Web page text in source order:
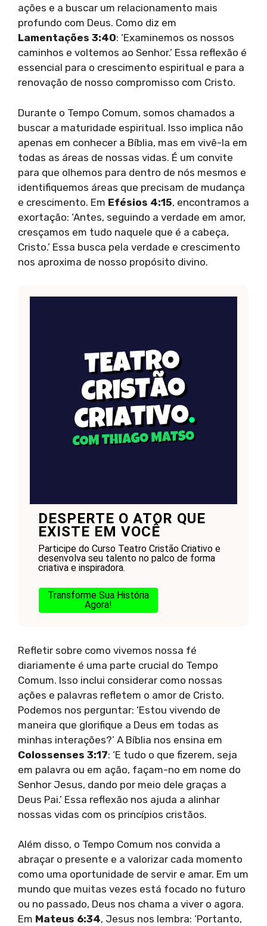
ações e a buscar um relacionamento mais
profundo com Deus. Como diz em
Lamentações 3:40: ‘Examinemos os nossos
caminhos e voltemos ao Senhor.’ Essa reflexão é
essencial para o crescimento espiritual e para a
renovação de nosso compromisso com Cristo.
Durante o Tempo Comum, somos chamados a
buscar a maturidade espiritual. Isso implica não
apenas em conhecer a Bíblia, mas em vivê-la em
todas as áreas de nossas vidas. É um convite
para que olhemos para dentro de nós mesmos e
identifiquemos áreas que precisam de mudança
e crescimento. Em Efésios 4:15, encontramos a
exortação: ‘Antes, seguindo a verdade em amor,
cresçamos em tudo naquele que é a cabeça,
Cristo.’ Essa busca pela verdade e crescimento
nos aproxima de nosso propósito divino.
DESPERTE O ATOR QUE
EXISTE EM VOCÊ
Participe do Curso Teatro Cristão Criativo e
desenvolva seu talento no palco de forma
criativa e inspiradora.
Transforme Sua História
Agora!
Refletir sobre como vivemos nossa fé
diariamente é uma parte crucial do Tempo
Comum. Isso inclui considerar como nossas
ações e palavras refletem o amor de Cristo.
Podemos nos perguntar: ‘Estou vivendo de
maneira que glorifique a Deus em todas as
minhas interações?’ A Bíblia nos ensina em
Colossenses 3:17: ‘E tudo o que fizerem, seja
em palavra ou em ação, façam-no em nome do
Senhor Jesus, dando por meio dele graças a
Deus Pai.’ Essa reflexão nos ajuda a alinhar
nossas vidas com os princípios cristãos.
Além disso, o Tempo Comum nos convida a
abraçar o presente e a valorizar cada momento
como uma oportunidade de servir e amar. Em um
mundo que muitas vezes está focado no futuro
ou no passado, Deus nos chama a viver o agora.
Em Mateus 6:34, Jesus nos lembra: ‘Portanto,